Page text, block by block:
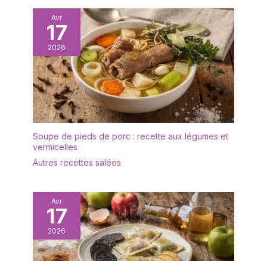
collations et des
pâtisseries. Bon pour le
brunch, le dîner, la fête,
le mariage et bien
d'autres occasions
DESIGN: L'ensemble
d'assiettes est d'un
blanc éclatant avec une
forme rectangulaire
rebord étroit. Les
propres. Cadeau idéal
pour la fête des mères,
la fête des pères
EMBALLAGE: Un
emballage bien conçu
protège la vaisselle en
Polyvalence au quotidien
– Compatible four, micro-
ondes et lave-vaisselle
pour un usage simple et
fluide. Fabrication
française durable –
Réalisée à la main en
Bourgogne, coloris
Argile, garantie 10 ans.
Avr
17
2026
Soupe de pieds de porc : recette aux légumes et
vermicelles
Autres recettes salées
Avr
17
2026